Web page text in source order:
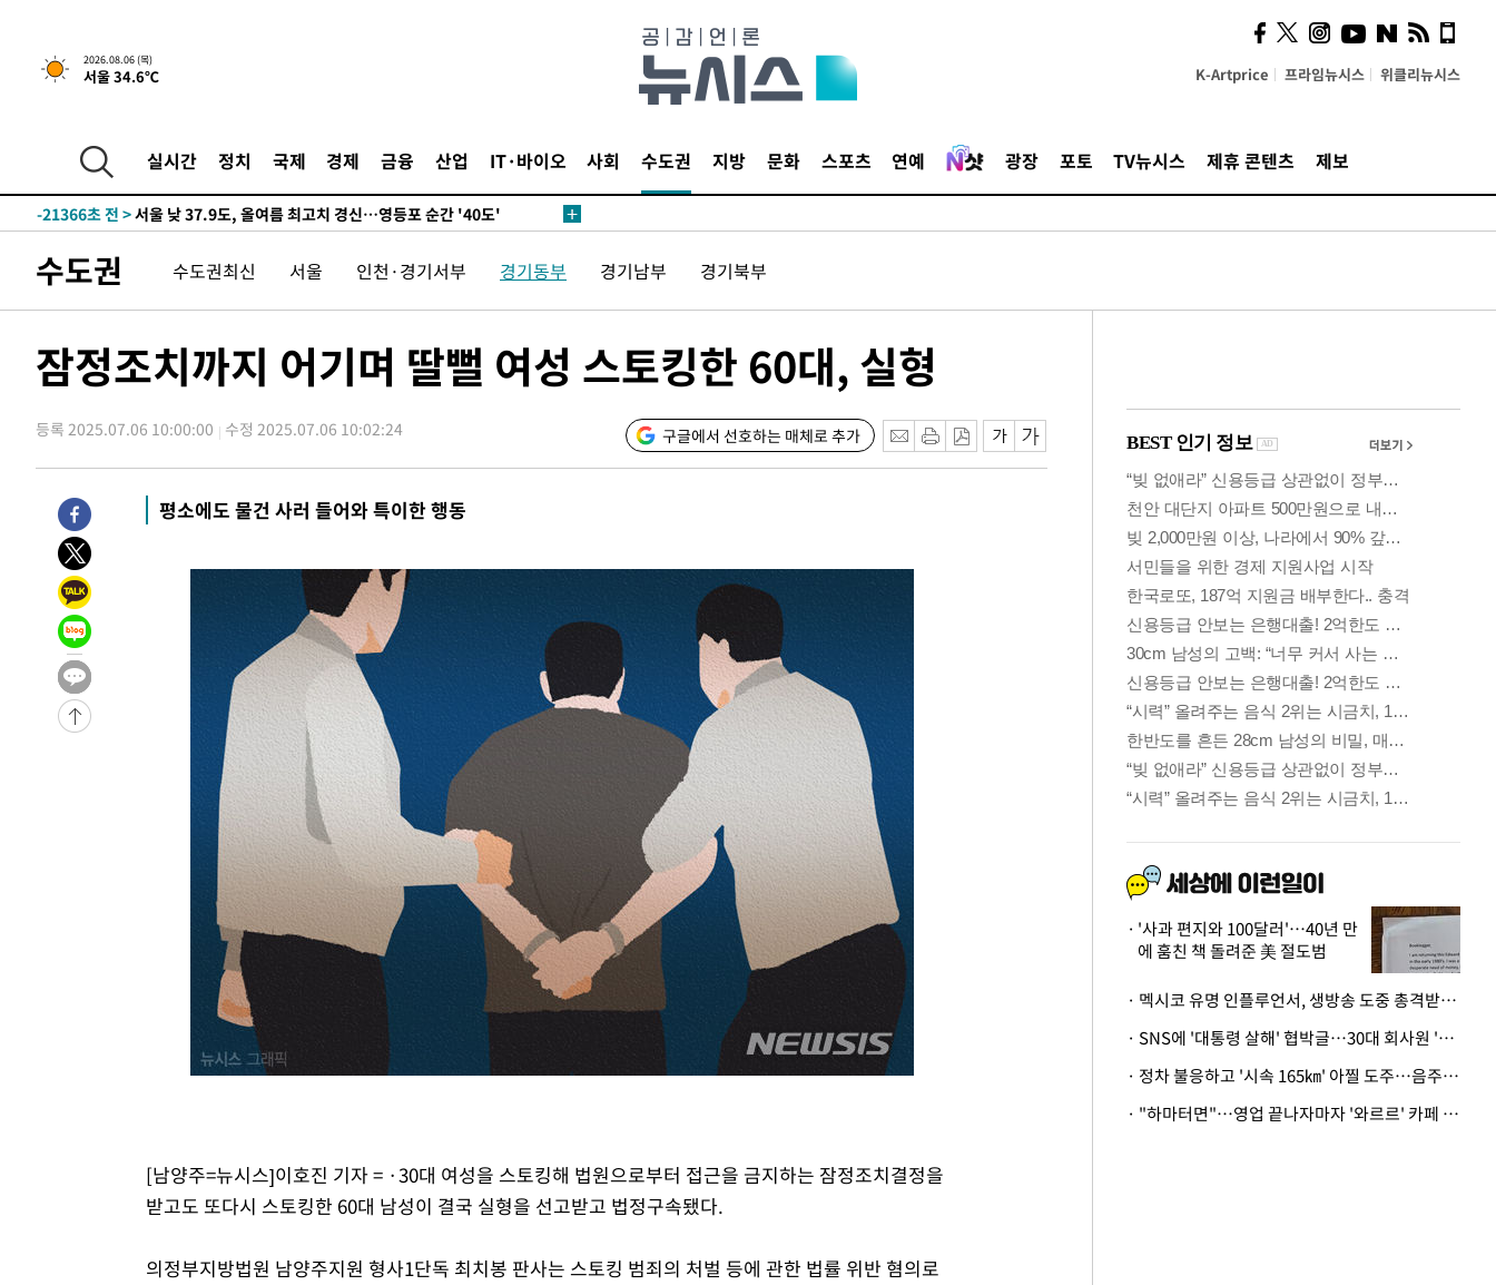
2026.08.06 (목)
서울 34.6℃ K-Artprice 프라임뉴시스 위클리뉴시스
실시간 정치 국제 경제 금융 산업 IT·바이오 사회 수도권 지방 문화 스포츠 연예 광장 포토 TV뉴시스 제휴 콘텐츠 제보
-22682초 전 >[속보]합참 "북, 동해상으로 미상 발사체 발사"
-22078초 전 >'낮 최고 39도' 불볕더위…한밤 열대야도 계속[내일날씨]
-21699초 전 >
"韓 외환시장 개입 관측 배경엔 美의 대한국 무역적자 있어"
-21526초 전 >
-21366초 전 >서울 낮 37.9도, 올여름 최고치 경신…영등포 순간 '40도'
-17023초 전 >
[속보]코스닥, 800p 회복…0.26% 오른 801.67 마감
-16953초 전 >[속보]코스피, 301.88포인트(4.58%) 내린 6296.38 마감
-14417초 전 >"여기 떨어졌다"…다누리, 스페이스X 로켓 달 충돌 흔적 포착
-4063초 전 >내일까지 39도 '펄펄'…기상청 "태풍 지나며 폭염 잠시 꺾인다"
-3700초 전 >트럼프, 한국계 진보 주지사 후보 맹공…"공산주의가 최대 위협"
-3678초 전 >
"美간섭에 합의 지연"…트럼프, '이란 호르무즈 통제권' 수용할까
-198초 전 >
[속보]산업장관 "李정부, 원전 반대 안해…안정 전력 위해 불가피"
18분 전 >
-25118초 전 >
[속보]합참 "北 발사체는 단거리탄도미사일…감시·경계태세 강
-24866초 전 >
日방위성, 北이 동해로 쏜 발사체는 탄도미사일 가능성
-23296초 전 >
[속보] SKT, 에이닷 서비스 장애 발생…"원인 파악 중"
-22702초 전 >
[속보]합참 "북, 동해상으로 미상 발사체 발사"
-22098초 전 >
'낮 최고 39도' 불볕더위…한밤 열대야도 계속[내일날씨]
[속보]7~9일 프로야구 3연전도 폭염 취소…11일 재개
"韓 외환시장 개입 관측 배경엔 美의 대한국 무역적자 있어"
'월드컵 탈락 후폭풍' 축구협회…초유의 압수수색에 '충격·당황'
서울 낮 37.9도, 올여름 최고치 경신…영등포 순간 '40도'
[속보]종합특검, 대검 추가 압수수색…내란 중요임무종사 혐의
[속보]코스닥, 800p 회복…0.26% 오른 801.67 마감
[속보]코스피, 301.88포인트(4.58%) 내린 6296.38 마감
[속보]원·달러 환율, 0.7원 내린 1423.8원 마감
"여기 떨어졌다"…다누리, 스페이스X 로켓 달 충돌 흔적 포착
손흥민, 5경기 연속골 실패…LAFC는 승부차기 끝 과달라하라 격파
내일까지 39도 '펄펄'…기상청 "태풍 지나며 폭염 잠시 꺾인다"
[속보]경찰, '홍명보 선임 논란' 대한축구협회·축구회관 등 압수수색
수도권 수도권최신 서울 인천·경기서부 경기동부 경기남부 경기북부
잠정조치까지 어기며 딸뻘 여성 스토킹한 60대, 실형
등록 2025.07.06 10:00:00 수정 2025.07.06 10:02:24 구글에서 선호하는 매체로 추가
평소에도 물건 사러 들어와 특이한 행동
[남양주=뉴시스]이호진 기자 = ·30대 여성을 스토킹해 법원으로부터 접근을 금지하는 잠정조치결정을
받고도 또다시 스토킹한 60대 남성이 결국 실형을 선고받고 법정구속됐다.
의정부지방법원 남양주지원 형사1단독 최치봉 판사는 스토킹 범죄의 처벌 등에 관한 법률 위반 혐의로
의견, 국토부·LH에 충실히
전달할 것"
'사과 편지와 100달러'…40년 만
에 훔친 책 돌려준 美 절도범
· 멕시코 유명 인플루언서, 생방송 도중 총격받아 사망
· SNS에 '대통령 살해' 협박글…30대 회사원 '불구속 송치'
· 정차 불응하고 '시속 165㎞' 아찔 도주…음주운전자 체포
· "하마터면"…영업 끝나자마자 '와르르' 카페 테라스 덮친 대리석 외벽